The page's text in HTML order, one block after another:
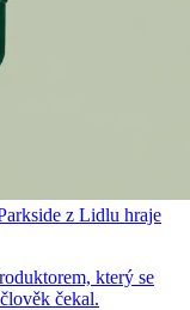
z Lidlu hraje
který se
čekal.